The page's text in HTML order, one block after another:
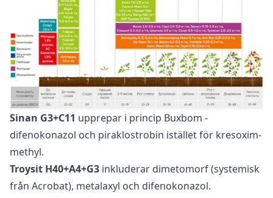
Sinan G3+C11 upprepar i princip Buxbom -
difenokonazol och piraklostrobin istället för kresoxim-
methyl.
Troysit H40+A4+G3 inkluderar dimetomorf (systemisk
från Acrobat), metalaxyl och difenokonazol.